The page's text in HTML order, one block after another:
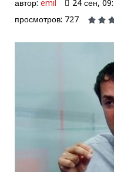
автор: emil 24 сен,
просмотров: 727